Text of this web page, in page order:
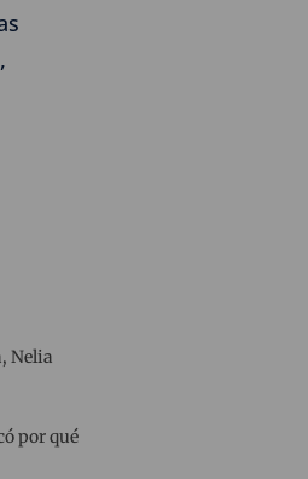
Nelia
por qué